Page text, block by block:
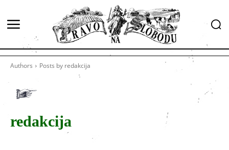
Authors Posts by redakcija
redakcija